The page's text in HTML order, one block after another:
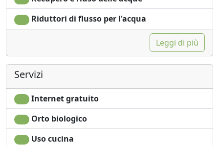
Riduttori di flusso per l'acqua
Leggi di più
Servizi
Internet gratuito
Orto biologico
Uso cucina